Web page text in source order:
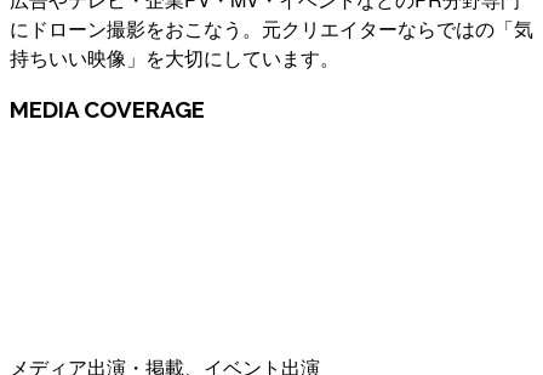
にドローン撮影をおこなう。元クリエイターならではの「気
持ちいい映像」を大切にしています。
MEDIA COVERAGE
メディア出演・掲載、イベント出演